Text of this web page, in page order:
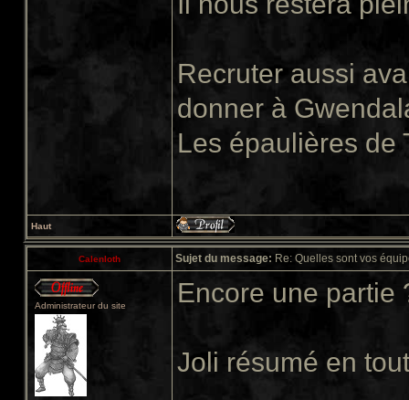
Recruter aussi
donner à
Les épaulières de
Haut
Calenloth Sujet du message: Re: Quelles sont vos
Administrateur du site Encore une partie
Joli résumé en